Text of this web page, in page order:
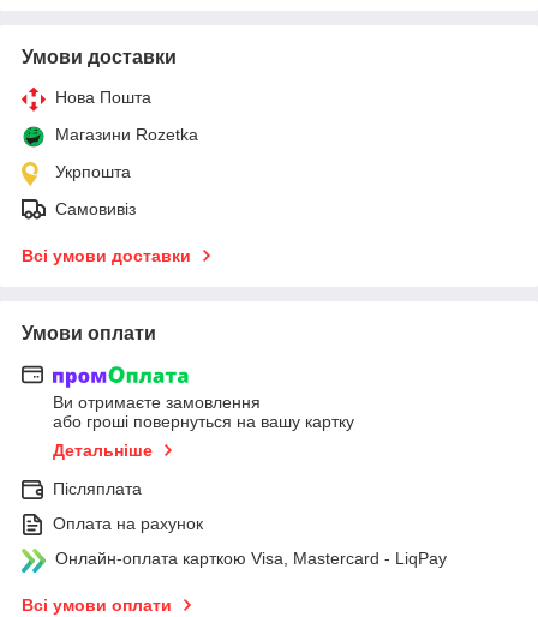
Умови доставки
Нова Пошта
Магазини Rozetka
Укрпошта
Самовивіз
Всі умови доставки
Умови оплати
Ви отримаєте замовлення
або гроші повернуться на вашу картку
Детальніше
Післяплата
Оплата на рахунок
Онлайн-оплата карткою Visa, Mastercard - LiqPay
Всі умови оплати